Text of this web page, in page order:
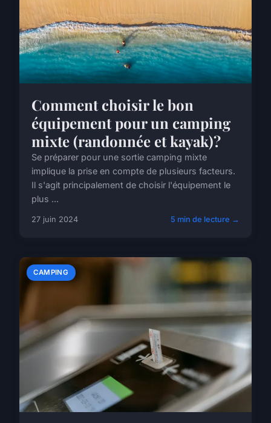
Comment choisir le bon
équipement pour un camping
mixte (randonnée et kayak)?
Se préparer pour une sortie camping mixte
implique la prise en compte de plusieurs facteurs.
Il s'agit principalement de choisir l'équipement le
plus ...
27 juin 2024 5 min de lecture →
CAMPING